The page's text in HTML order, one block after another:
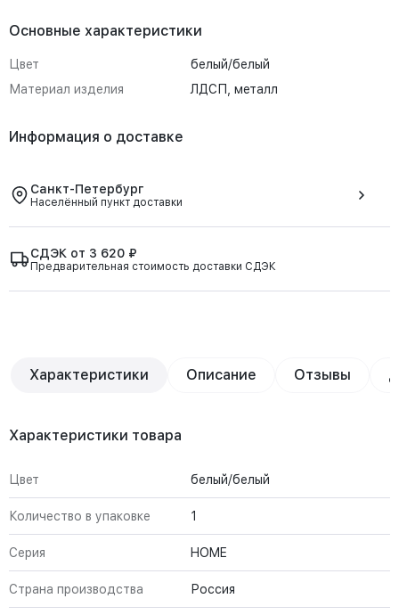
Основные характеристики
Цвет
белый/белый
Материал изделия
ЛДСП, металл
Информация о доставке
Санкт-Петербург
Населённый пункт доставки
СДЭК от 3 620 ₽
Предварительная стоимость доставки СДЭК
Характеристики Описание Отзывы
Характеристики товара
Цвет белый/белый
Количество в упаковке 1
Серия HOME
Страна производства Россия